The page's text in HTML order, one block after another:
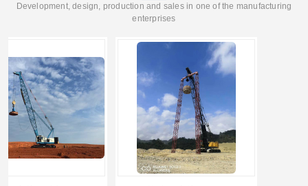
Development, design, production and sales in one of the manufacturing
enterprises